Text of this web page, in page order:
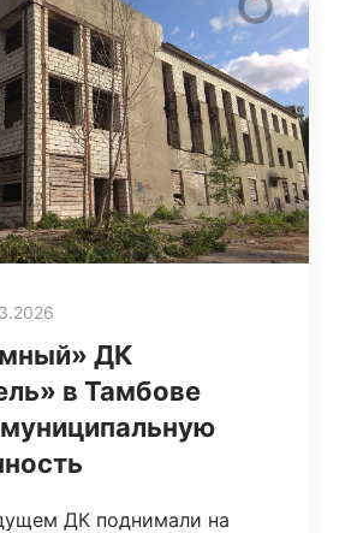
ДК
в Тамбове
ДК поднимали на